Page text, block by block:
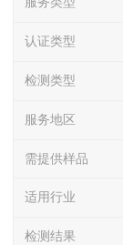
认证类型
检测类型
服务地区
需提供样品
适用行业
检测结果